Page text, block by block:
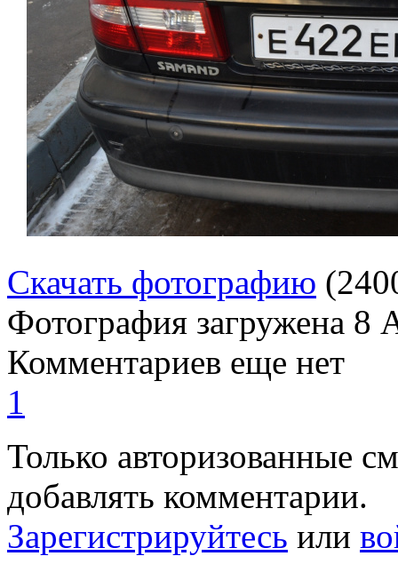
Скачать фотографию
Фотография загружена 8
Комментариев еще нет
1
Только авторизованные
добавлять комментарии.
Зарегистрируйтесь или